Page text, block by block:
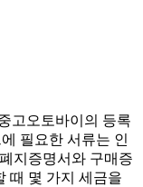
고오토바이의 등록
필요한 서류는 인
지증명서와 구매증
때 몇 가지 세금을